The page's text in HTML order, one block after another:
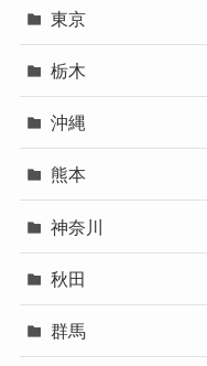
東京
栃木
沖縄
熊本
神奈川
秋田
群馬